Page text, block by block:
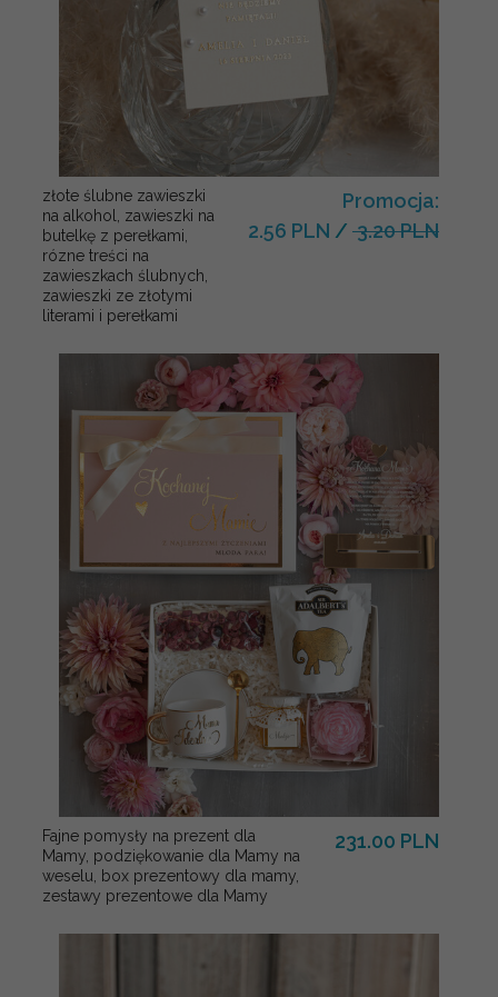
złote ślubne zawieszki
na alkohol, zawieszki na
butelkę z perełkami,
rózne treści na
zawieszkach ślubnych,
zawieszki ze złotymi
literami i perełkami
Promocja:
2.56 PLN / 3.20 PLN
Fajne pomysły na prezent dla
Mamy, podziękowanie dla Mamy na
weselu, box prezentowy dla mamy,
zestawy prezentowe dla Mamy
231.00 PLN